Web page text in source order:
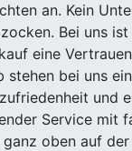
an. Kein
Bei uns
eine
stehen bei uns
und
Service mit
ganz oben auf